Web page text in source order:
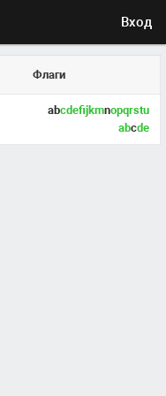
Вход
Флаги
abcdefjkmnopqrstu
abcde